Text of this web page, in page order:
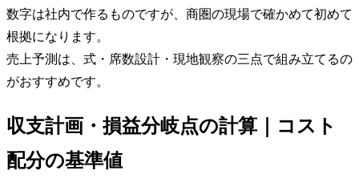
数字は社内で作るものですが、商圏の現場で確かめて初めて
根拠になります。
売上予測は、式・席数設計・現地観察の三点で組み立てるの
がおすすめです。
収支計画・損益分岐点の計算｜コスト
配分の基準値